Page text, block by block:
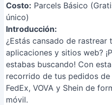
Costo: Parcels Básico
único)
Introducción:
¿Estás cansado de
aplicaciones y sitios web?
estabas buscando! Con
recorrido de tus pedidos de
FedEx, VOVA y Shein de
móvil.